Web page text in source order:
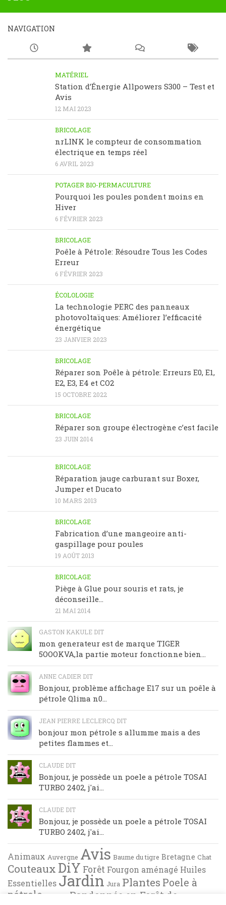
NAVIGATION
MATÉRIEL
Station d’Énergie Allpowers S300 – Test et
Avis
12 MAI 2023
BRICOLAGE
nrLINK le compteur de consommation
électrique en temps réel
6 AVRIL 2023
POTAGER BIO-PERMACULTURE
Pourquoi les poules pondent moins en
Hiver
6 FÉVRIER 2023
BRICOLAGE
Poêle à Pétrole: Résoudre Tous les Codes
Erreur
6 FÉVRIER 2023
ÉCOLOLOGIE
La technologie PERC des panneaux
photovoltaïques: Améliorer l’efficacité
énergétique
23 JANVIER 2023
BRICOLAGE
Réparer son Poêle à pétrole: Erreurs E0, E1,
E2, E3, E4 et CO2
15 OCTOBRE 2022
BRICOLAGE
Réparer son groupe électrogène c’est facile
23 JUIN 2014
BRICOLAGE
Réparation jauge carburant sur Boxer,
Jumper et Ducato
10 MARS 2013
BRICOLAGE
Fabrication d’une mangeoire anti-
gaspillage pour poules
19 AOÛT 2013
BRICOLAGE
Piège à Glue pour souris et rats, je
déconseille…
21 MAI 2014
GASTON KAKULE DIT
mon generateur est de marque TIGER
5OOOKVA,la partie moteur fonctionne bien...
ANNE CADIER DIT
Bonjour, problème affichage E17 sur un poêle à
pétrole Qlima n0...
JEAN PIERRE LECLERCQ DIT
bonjour mon pétrole s allumme mais a des
petites flammes et...
CLAUDE DIT
Bonjour, je possède un poele a pétrole TOSAI
TURBO 2402, j'ai...
CLAUDE DIT
Bonjour, je possède un poele a pétrole TOSAI
TURBO 2402, j'ai...
Animaux Auvergne Avis Baume du tigre Bretagne Chat
Couteaux DiY Forêt Fourgon aménagé Huiles
Essentielles Jardin Jura Plantes Poele à
pétrole
Randonnée en Forêt de